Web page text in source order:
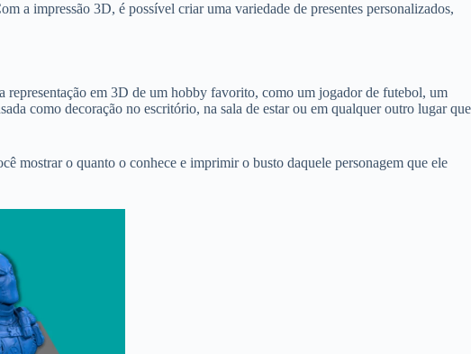
a impressão 3D, é possível criar uma variedade de presentes personalizados,
em 3D de um hobby favorito, como um jogador de futebol, um
como decoração no escritório, na sala de estar ou em qualquer outro lugar que
mostrar o quanto o conhece e imprimir o busto daquele personagem que ele